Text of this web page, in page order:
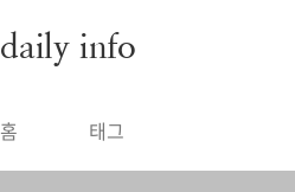
daily info
홈 태그